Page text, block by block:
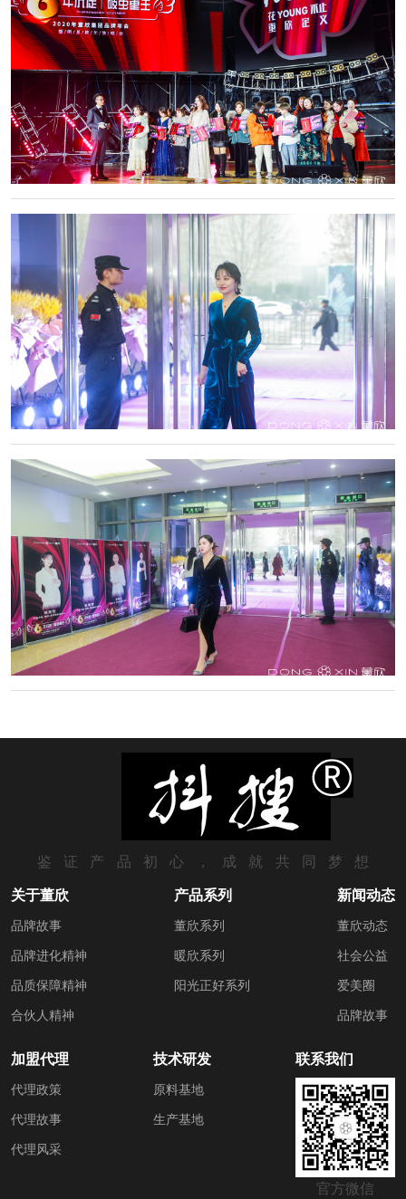
关于董欣
品牌故事
品牌进化精神
品质保障精神
合伙人精神
产品系列
董欣系列
暖欣系列
阳光正好系列
新闻动态
董欣动态
社会公益
爱美圈
品牌故事
鉴证产品初心，成就共同梦想
加盟代理
代理政策
代理故事
代理风采
技术研发
原料基地
生产基地
联系我们
官方微信